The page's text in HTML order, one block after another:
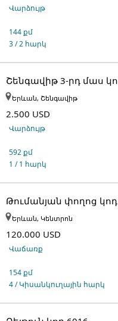
Վարձույթ
144 քմ
3 / 2 հարկ
Շենգավիթ 3-րդ մաս
2.500 USD
Վարձույթ
592 քմ
1 / 1 հարկ
Երևան, Շենգավիթ
Թումանյան փողոց կոդ
120.000 USD
Վաճառք
154 քմ
4 / Կիսանկուղային հարկ
Երևան, Կենտրոն